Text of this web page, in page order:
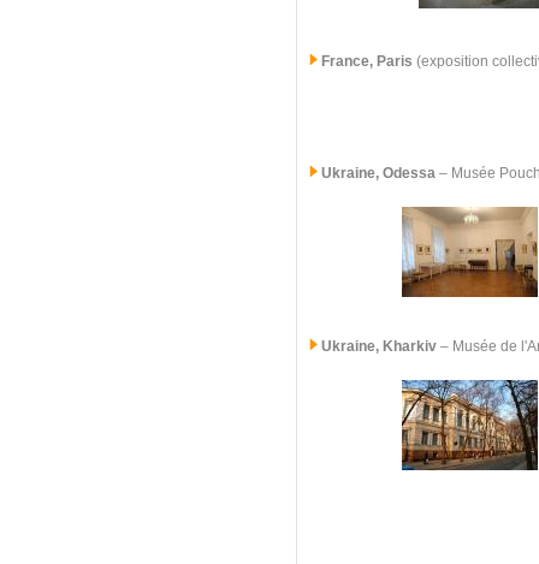
France, Paris (exposition
Ukraine, Odessa – Musée
Ukraine, Kharkiv – Musée de